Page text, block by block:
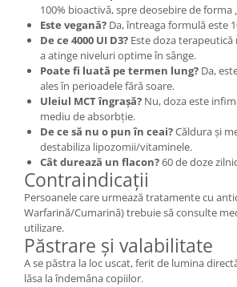
100% bioactivă, spre deosebire de forma
Este vegană? Da, întreaga formulă este
De ce 4000 UI D3? Este doza
a atinge niveluri optime în sânge.
Poate fi luată pe termen lung? Da,
ales în perioadele fără soare.
Uleiul MCT îngrașă? Nu, doza este
mediu de absorbție.
De ce să nu o pun în ceai?Căldura și
destabiliza lipozomii/vitaminele.
Cât durează un flacon?60 de doze
Contraindicații
Persoanele care urmează tratamente cu
Warfarină/Cumarină) trebuie să consulte
utilizare.
Păstrare și valabilitate
A se păstra la loc uscat, ferit de lumina
lăsa la îndemâna copiilor.